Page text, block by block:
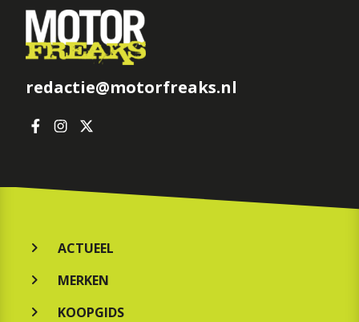
redactie@motorfreaks.nl
ACTUEEL
MERKEN
KOOPGIDS